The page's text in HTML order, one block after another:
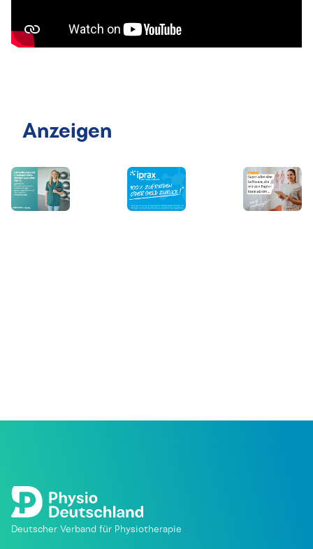
Anzeigen
Deutscher Verband für Physiotherapie